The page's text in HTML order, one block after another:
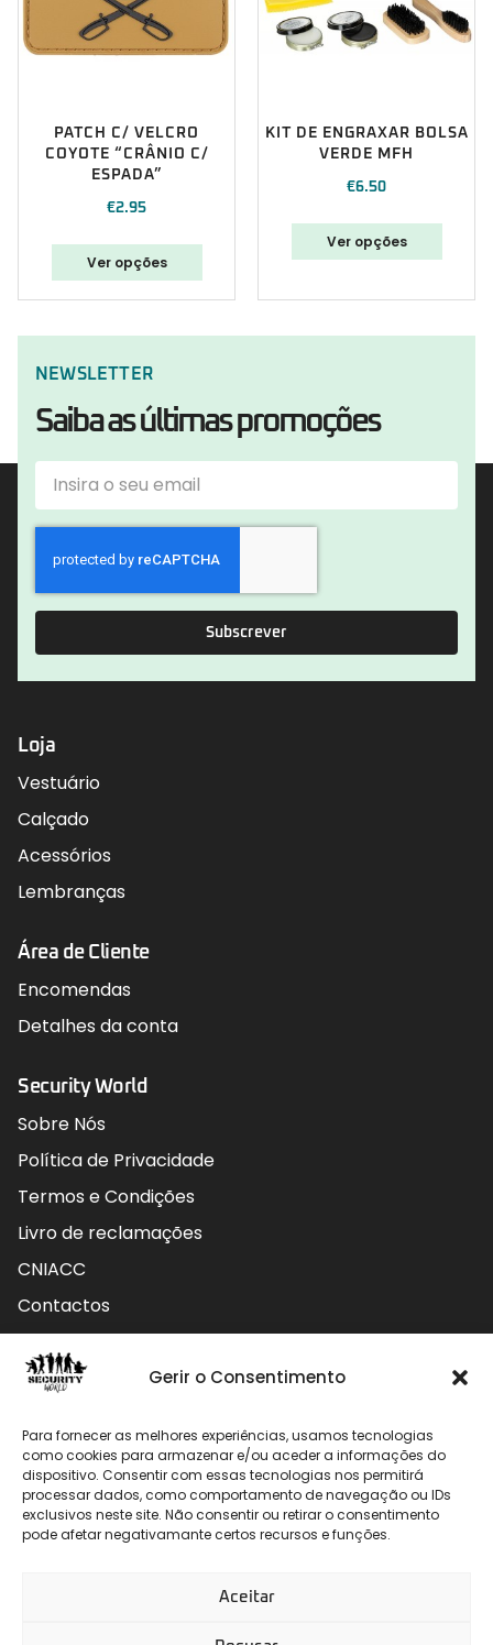
Gerir o Consentimento
Para fornecer as melhores experiências, usamos tecnologias
como cookies para armazenar e/ou aceder a informações do
dispositivo. Consentir com essas tecnologias nos permitirá
processar dados, como comportamento de navegação ou IDs
exclusivos neste site. Não consentir ou retirar o consentimento
pode afetar negativamante certos recursos e funções.
Aceitar
PATCH C/ VELCRO
COYOTE “CRÂNIO C/
ESPADA”
€2.95
Ver opções
KIT DE ENGRAXAR BOLSA
VERDE MFH
€6.50
Ver opções
NEWSLETTER
Saiba as últimas promoções
Subscrever
Loja
Vestuário
Calçado
Acessórios
Lembranças
Área de Cliente
Encomendas
Detalhes da conta
Security World
Sobre Nós
Política de Privacidade
Termos e Condições
Livro de reclamações
CNIACC
Contactos
Contactos
912 009 740 (Chamada para rede móvel nacional)
geral@securityworld.pt